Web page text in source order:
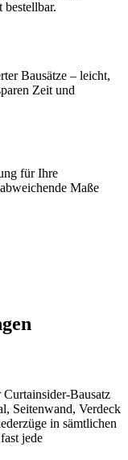
bestellbar.
Bausätze – leicht,
Zeit und
für Ihre
Maße
Curtainsider-Bausatz
Seitenwand, Verdeck
in sämtlichen
jede